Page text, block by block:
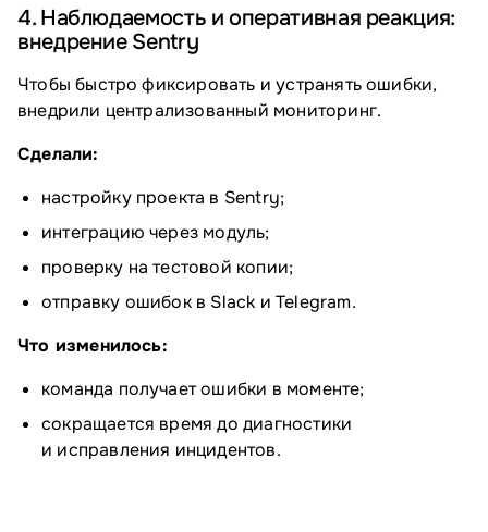
4. Наблюдаемость и оперативная реакция:
внедрение Sentry
Чтобы быстро фиксировать и устранять ошибки,
внедрили централизованный мониторинг.
Сделали:
настройку проекта в Sentry;
интеграцию через модуль;
проверку на тестовой копии;
отправку ошибок в Slack и Telegram.
Что изменилось:
команда получает ошибки в моменте;
сокращается время до диагностики
и исправления инцидентов.